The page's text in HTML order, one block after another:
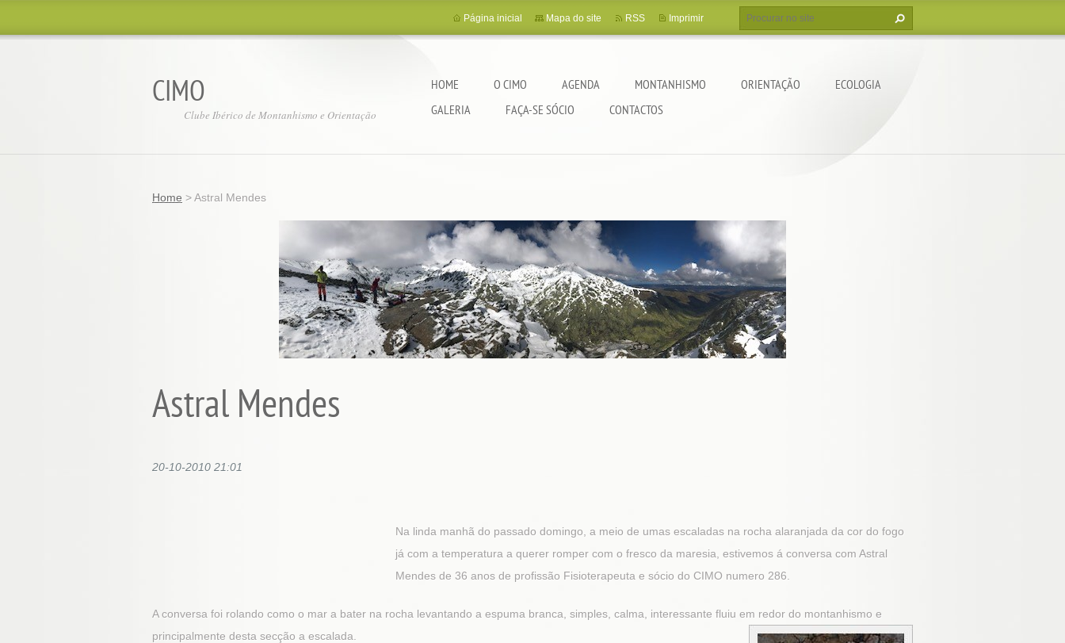
CIMO
Clube Ibérico de Montanhismo e Orientação
HOME O CIMO AGENDA MONTANHISMO ORIENTAÇÃO
ECOLOGIA
GALERIA
FAÇA-SE SÓCIO CONTACTOS
Página inicial Mapa do site RSS Imprimir
Home >Astral Mendes
Astral Mendes
20-10-2010 21:01
Na linda manhã do passado domingo, a meio de umas escaladas na rocha alaranjada da cor do fogo
já com a temperatura a querer romper com o fresco da maresia, estivemos á conversa com Astral
Mendes de 36 anos de profissão Fisioterapeuta e sócio do CIMO numero 286.
A conversa foi rolando como o mar a bater na rocha levantando a espuma branca, simples, calma, interessante fluiu em redor do montanhismo e
principalmente desta secção a escalada.